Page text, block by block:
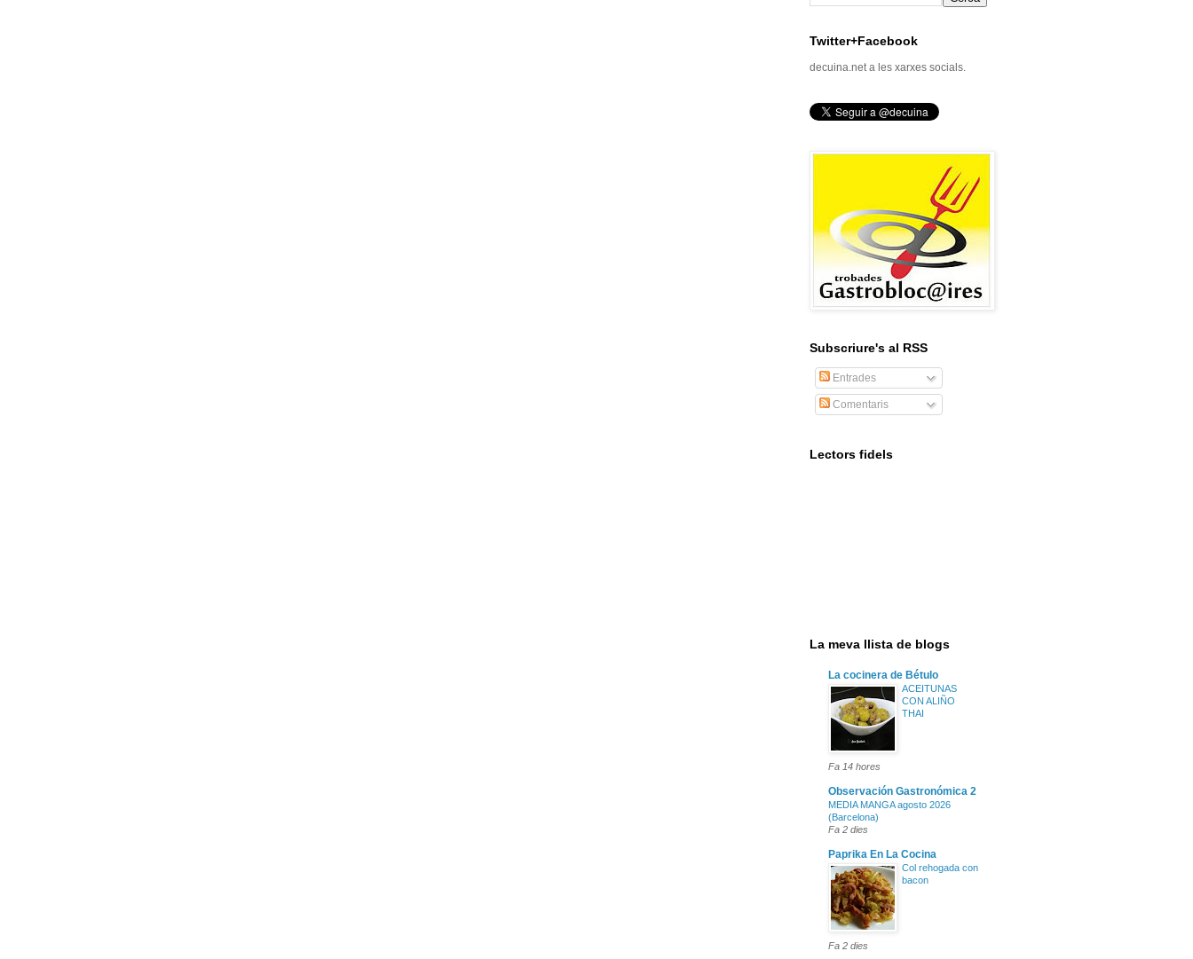
Twitter+Facebook
decuina.net a les xarxes socials.
Subscriure's al RSS
Entrades
Comentaris
Lectors fidels
La meva llista de blogs
La cocinera de Bétulo
ACEITUNAS
CON ALIÑO
THAI
Fa 14 hores
Observación Gastronómica 2
MEDIA MANGA agosto 2026
(Barcelona)
Fa 2 dies
Paprika En La Cocina
Col rehogada con
bacon
Fa 2 dies